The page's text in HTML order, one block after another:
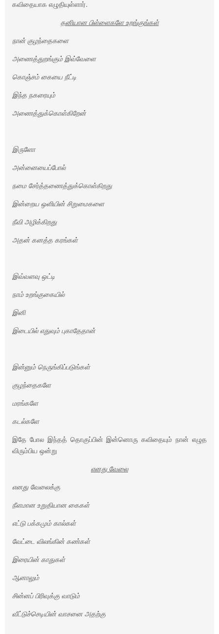
கவிதையாக எழுதியுள்ளார்.
தனியான பிள்ளைகளே உறங்குங்கள்
நான் குழந்தைகளை
அணைத்துறங்கும் இவ்வேளை
கொஞ்சம் கையை நீட்டி
இந்த நகரையும்
அணைத்துக்கொள்கிறேன்
இருளோ
அன்னையைப்போல்
நமை சேர்த்தணைத்துக்கொள்கிறது
இன்றைய ஒளியின் சிறுமைகளை
நீவி அழிக்கிறது
அதன் கனத்த கரங்கள்
இவ்வளவு ஒட்டி
நாம் உறங்குகையில்
இனி
இடையில் எதுவும் புகாதேதான்
இன்னும் நெருங்கிப்படுங்கள்
குழந்தைகளே
மரங்களே
கடல்களே
இதே போல இந்தத் தொகுப்பின் இன்னொரு கவிதையும் நான் எழுத
விரும்பிய ஒன்று
எனது வேலை
எனது வேலைக்கு
நீளமான உறுதியான கைகள்
எட்டு பக்கமும் கால்கள்
வேட்டை விலங்கின் கண்கள்
இரையின் காதுகள்
ஆனாலும்
சின்னப் பிரிவுக்கு வாடும்
வீட்டுச்செடியின் வாசனை அதற்கு